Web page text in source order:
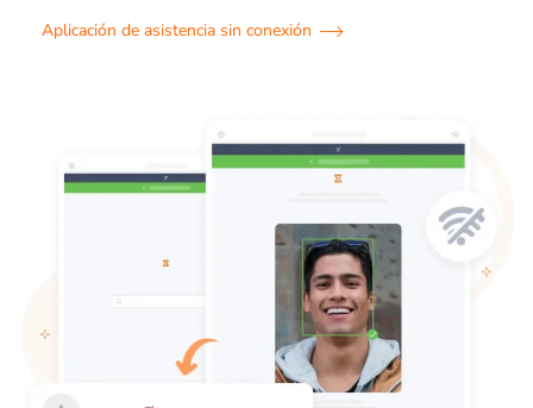
Aplicación de asistencia sin conexión